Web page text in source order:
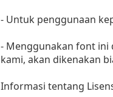
- Untuk penggunaan
- Menggunakan font ini
kami, akan dikenakan
Informasi tentang